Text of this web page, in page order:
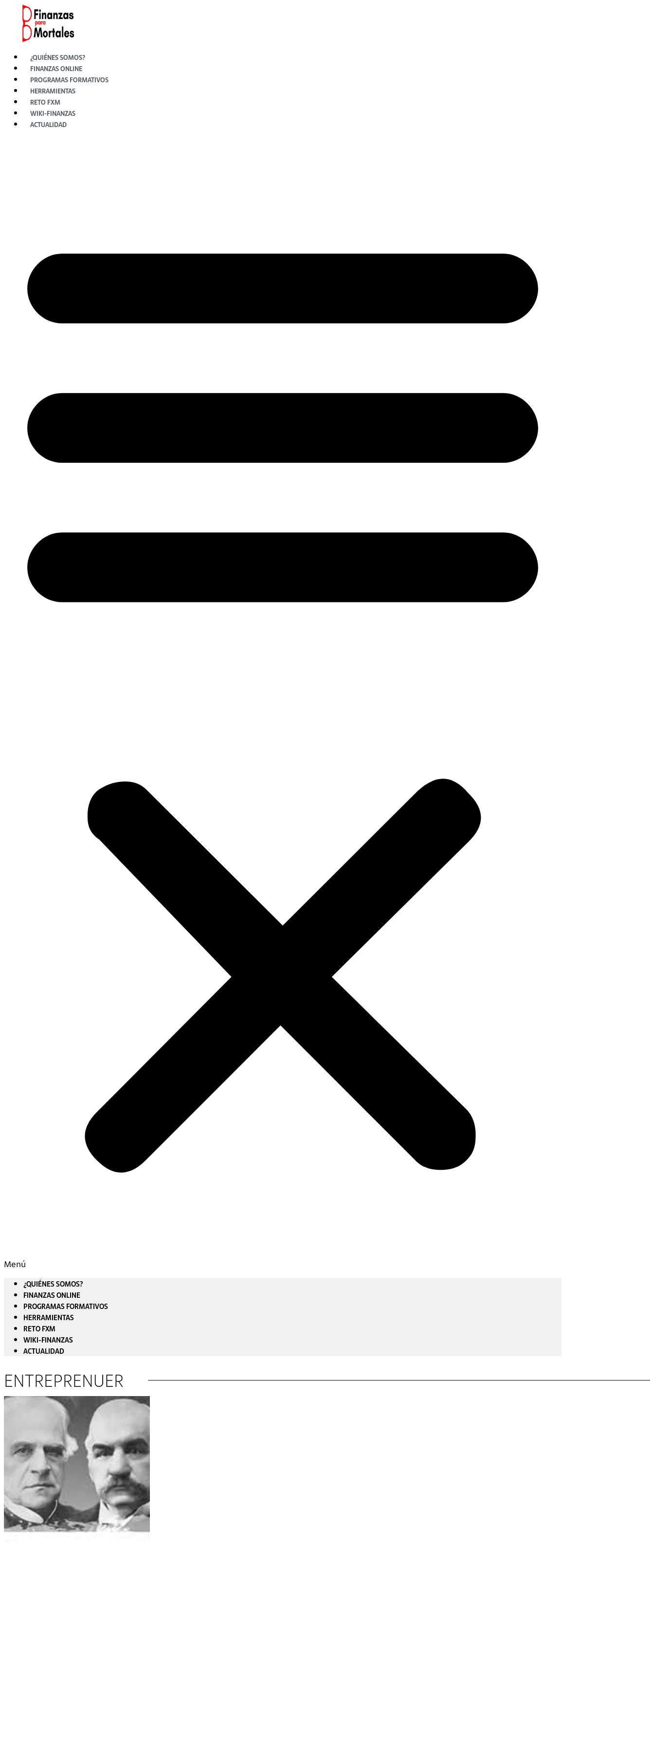
contenido
¿QUIÉNES SOMOS?
FINANZAS ONLINE
PROGRAMAS FORMATIVOS
HERRAMIENTAS
RETO FXM
WIKI-FINANZAS
ACTUALIDAD
Menú
¿QUIÉNES SOMOS?
FINANZAS ONLINE
PROGRAMAS FORMATIVOS
HERRAMIENTAS
RETO FXM
WIKI-FINANZAS
ACTUALIDAD
ENTREPRENUER